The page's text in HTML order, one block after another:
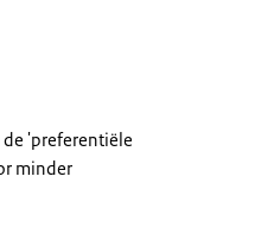
'preferentiële
minder